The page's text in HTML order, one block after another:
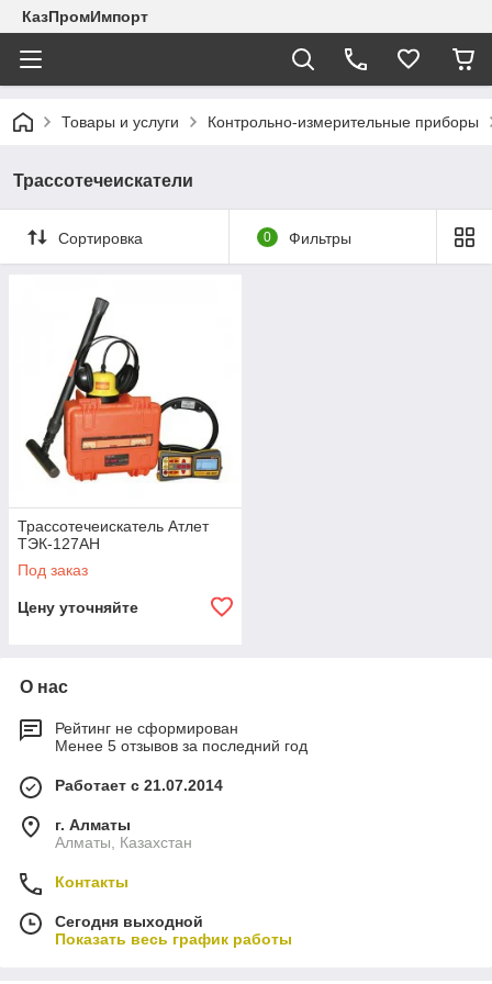
КазПромИмпорт
Товары и услуги Контрольно-измерительные приборы
Трассотечеискатели
Сортировка 0 Фильтры
Трассотечеискатель Атлет
ТЭК-127АН
Под заказ
Цену уточняйте
О нас
Рейтинг не сформирован
Менее 5 отзывов за последний год
Работает с 21.07.2014
г. Алматы
Алматы, Казахстан
Контакты
Сегодня выходной
Показать весь график работы